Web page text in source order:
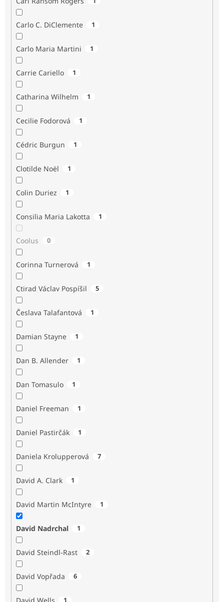
Carlo C. DiClemente 1
Carlo Maria Martini 1
Carrie Cariello 1
Catharina Wilhelm 1
Cecilie Fodorová 1
Cédric Burgun 1
Clotilde Noël 1
Colin Duriez 1
Consilia Maria Lakotta 1
Coolus 0
Corinna Turnerová 1
Ctirad Václav Pospíšil 5
Česlava Talafantová 1
Damian Stayne 1
Dan B. Allender 1
Dan Tomasulo 1
Daniel Freeman 1
Daniel Pastirčák 1
Daniela Krolupperová 7
David A. Clark 1
David Martin McIntyre 1
David Nadrchal 1
David Steindl-Rast 2
David Vopřada 6
1